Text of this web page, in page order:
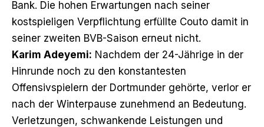
Bank. Die hohen Erwartungen nach seiner
kostspieligen Verpflichtung erfüllte Couto damit in
seiner zweiten BVB-Saison erneut nicht.
Karim Adeyemi: Nachdem der 24-Jährige in der
Hinrunde noch zu den konstantesten
Offensivspielern der Dortmunder gehörte, verlor er
nach der Winterpause zunehmend an Bedeutung.
Verletzungen, schwankende Leistungen und